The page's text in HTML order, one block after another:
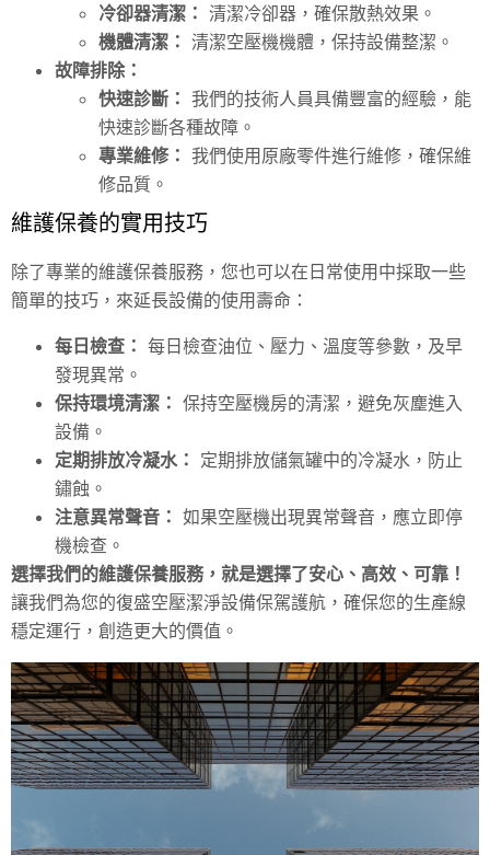
冷卻器清潔： 清潔冷卻器，確保散熱效果。
機體清潔： 清潔空壓機機體，保持設備整潔。
故障排除：
快速診斷： 我們的技術人員具備豐富的經驗，能
快速診斷各種故障。
專業維修： 我們使用原廠零件進行維修，確保維
修品質。
維護保養的實用技巧
除了專業的維護保養服務，您也可以在日常使用中採取一些
簡單的技巧，來延長設備的使用壽命：
每日檢查： 每日檢查油位、壓力、溫度等參數，及早
發現異常。
保持環境清潔： 保持空壓機房的清潔，避免灰塵進入
設備。
定期排放冷凝水： 定期排放儲氣罐中的冷凝水，防止
鏽蝕。
注意異常聲音： 如果空壓機出現異常聲音，應立即停
機檢查。
選擇我們的維護保養服務，就是選擇了安心、高效、可靠！
讓我們為您的復盛空壓潔淨設備保駕護航，確保您的生產線
穩定運行，創造更大的價值。